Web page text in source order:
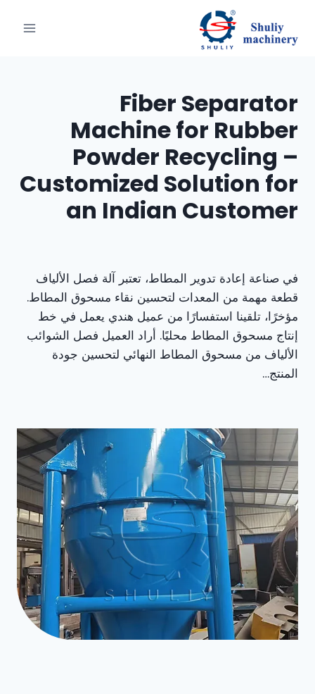
المحتوى
Fiber Separator
Machine for Rubber
Powder Recycling –
Customized Solution for
an Indian Customer
في صناعة إعادة تدوير المطاط، تعتبر آلة فصل الألياف
قطعة مهمة من المعدات لتحسين نقاء مسحوق المطاط.
مؤخرًا، تلقينا استفسارًا من عميل هندي يعمل في خط
إنتاج مسحوق المطاط محليًا. أراد العميل فصل الشوائب
الألياف من مسحوق المطاط النهائي لتحسين جودة
المنتج…